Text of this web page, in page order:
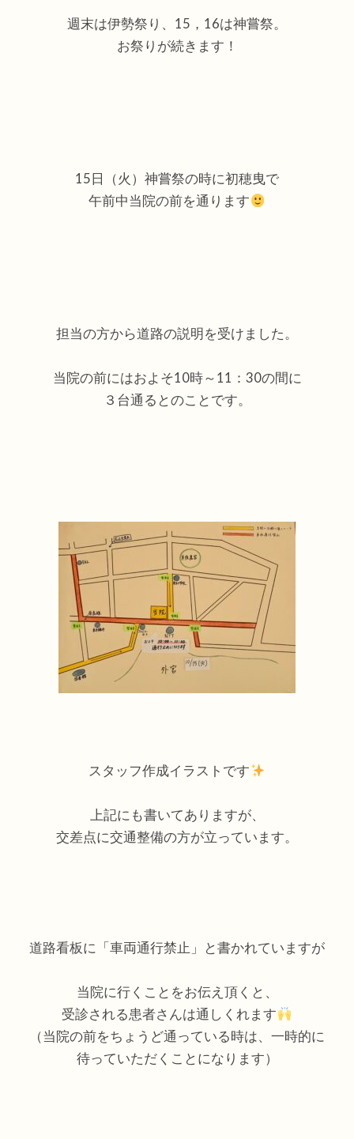
週末は伊勢祭り、15，16は神嘗祭。
お祭りが続きます！
15日（火）神嘗祭の時に初穂曳で
午前中当院の前を通ります
担当の方から道路の説明を受けました。
当院の前にはおよそ10時～11：30の間に
３台通るとのことです。
スタッフ作成イラストです
上記にも書いてありますが、
交差点に交通整備の方が立っています。
道路看板に「車両通行禁止」と書かれていますが
当院に行くことをお伝え頂くと、
受診される患者さんは通しくれます
（当院の前をちょうど通っている時は、一時的に
待っていただくことになります）